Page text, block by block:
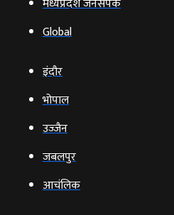
मध्यप्रदेश जनसंपर्क
Global
इंदौर
भोपाल
उज्‍जैन
जबलपुर
आचंलिक